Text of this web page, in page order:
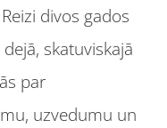
divos gados
skatuviskajā
par
uzvedumu un